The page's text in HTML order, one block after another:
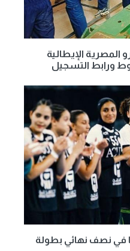
المصرية الإيطالية
في نصف نهائي بطولة